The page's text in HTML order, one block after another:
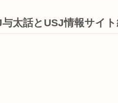
太話とUSJ情報サイ